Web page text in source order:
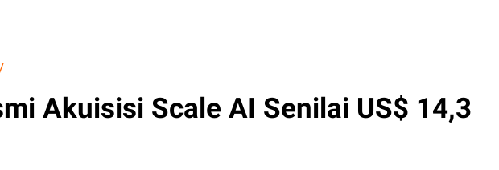
/
Akuisisi Scale AI Senilai US$ 14,3